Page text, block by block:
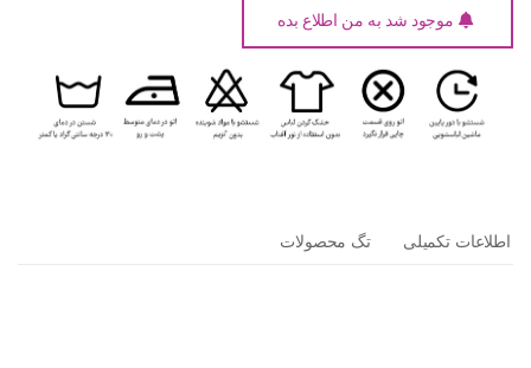
موجود شد به من اطلاع بده
اطلاعات تکمیلی تگ محصولات